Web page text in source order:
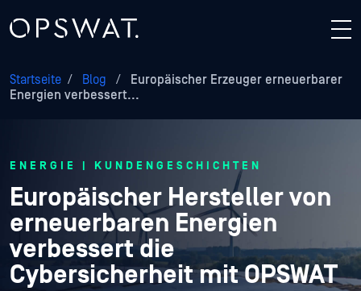
Startseite / Blog /
Europäischer Erzeuger erneuerbarer
Energien verbessert...
ENERGIE | KUNDENGESCHICHTEN
Europäischer Hersteller von
erneuerbaren Energien
verbessert die
Cybersicherheit mit OPSWAT